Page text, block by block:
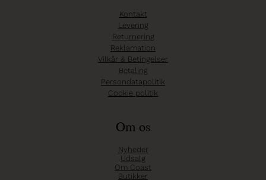
Kontakt
Levering
Returnering
Reklamation
Vilkår & Betingelser
Betaling
Persondatapolitik
Cookie politik
Om os
Nyheder
Udsalg
Om Coast
Butikker